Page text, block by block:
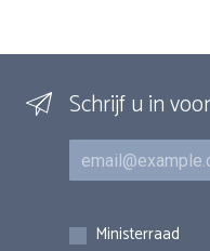
Schrijf u in
E-mail
Inschrijvingen
Ministerraad